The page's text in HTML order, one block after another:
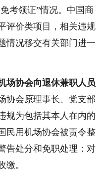
考领证”情况。中国商
评价类项目，相关违规
情况移交有关部门进一
场协会向退休兼职人员
协会原理事长、党支部
规为包括其本人在内的
民用机场协会被责令整
告处分和免职处理；对
缴。